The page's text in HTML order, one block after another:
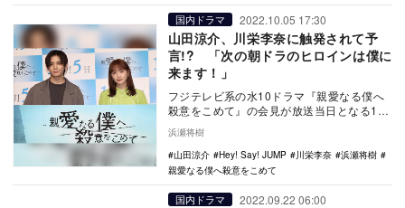
国内ドラマ 2022.10.05 17:30
山田涼介、川栄李奈に触発されて予
言!? 「次の朝ドラのヒロインは僕に
来ます！」
フジテレビ系の水10ドラマ『親愛なる僕へ
殺意をこめて』の会見が放送当日となる10
Say…
浜瀬将樹
山田涼介
Hey! Say! JUMP 川栄李奈
浜瀬将樹
親愛なる僕へ殺意をこめて
国内ドラマ 2022.09.22 06:00